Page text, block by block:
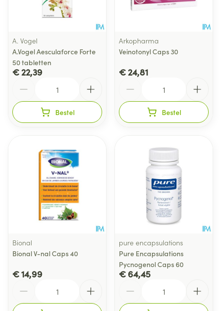
A. Vogel
A.Vogel Aesculaforce Forte
50 tabletten
€ 22,39
Bestel
Arkopharma
Veinotonyl Caps 30
€ 24,81
Bestel
Bional
Bional V-nal Caps 40
€ 14,99
pure encapsulations
Pure Encapsulations
Pycnogenol Caps 60
€ 64,45